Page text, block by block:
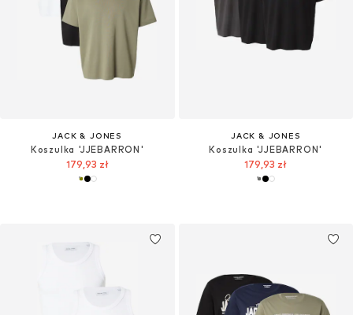
JACK & JONES
Koszulka 'JJEBARRON'
179,93 zł
JACK & JONES
Koszulka 'JJEBARRON'
179,93 zł